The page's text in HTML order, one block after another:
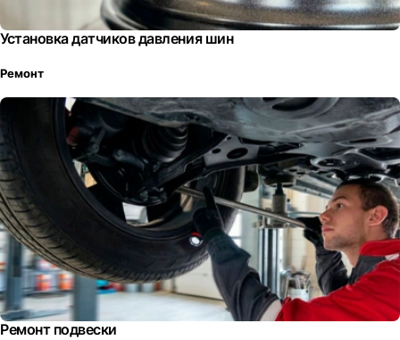
Установка датчиков давления шин
Ремонт
Ремонт подвески